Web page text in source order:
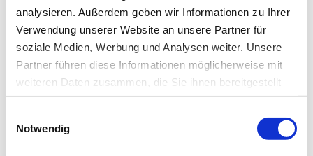
analysieren. Außerdem geben wir Informationen zu Ihrer
Verwendung unserer Website an unsere Partner für
soziale Medien, Werbung und Analysen weiter. Unsere
Partner führen diese Informationen möglicherweise mit
weiteren Daten zusammen, die Sie ihnen bereitgestellt
haben oder die sie im Rahmen Ihrer Nutzung der Dienste
Notwendig
Newsletter­anmeldung
Zur Übersicht